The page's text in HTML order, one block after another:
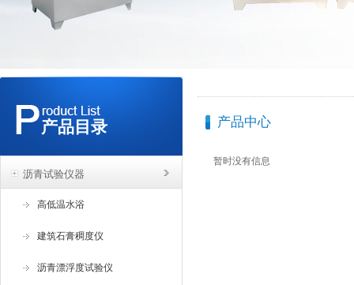
产品目录
沥青试验仪器
高低温水浴
建筑石膏稠度仪
沥青漂浮度试验仪
产品中心
暂时没有信息